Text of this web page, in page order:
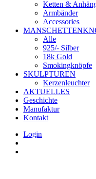
Ketten &
Armbänder
Accessories
Alle
925/- Silber
18k Gold
Smokingknöpfe
SKULPTUREN
Kerzenleuchter
AKTUELLES
Geschichte
Manufaktur
Kontakt
Login